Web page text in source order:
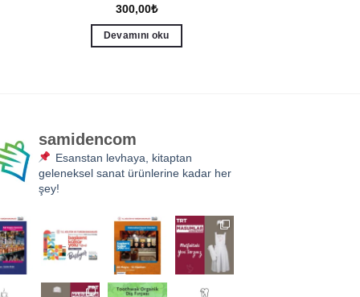
300,00₺
Devamını oku
samidencom
Esanstan levhaya, kitaptan
geleneksel sanat ürünlerine kadar her
şey!